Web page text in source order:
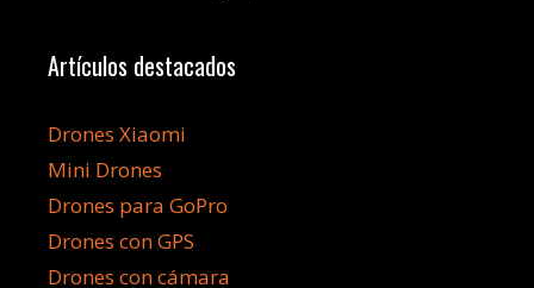
Artículos destacados
Drones Xiaomi
Mini Drones
Drones para GoPro
Drones con GPS
Drones con cámara